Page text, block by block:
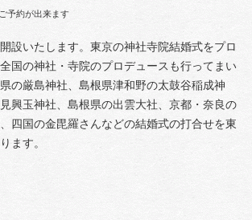
予約が出来ます
設いたします。東京の神社寺院結婚式をプロ
国の神社・寺院のプロデュースも行ってまい
の厳島神社、島根県津和野の太鼓谷稲成神
興玉神社、島根県の出雲大社、京都・奈良の
四国の金毘羅さんなどの結婚式の打合せを東
ます。